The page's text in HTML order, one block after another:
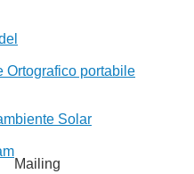
Ortografico portabile
Solar
Mailing